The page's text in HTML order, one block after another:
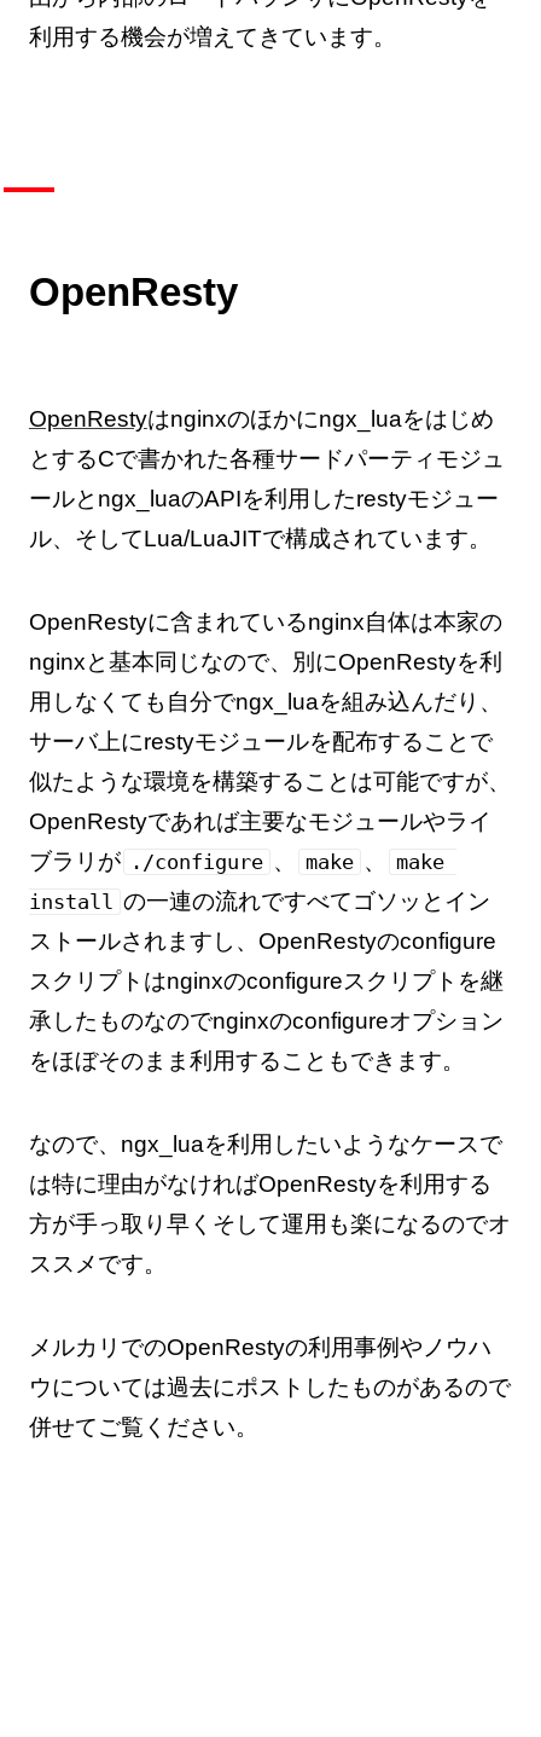
利用する機会が増えてきています。
OpenResty
OpenRestyはnginxのほかにngx_luaをはじめ
とするCで書かれた各種サードパーティモジュ
ールとngx_luaのAPIを利用したrestyモジュー
ル、そしてLua/LuaJITで構成されています。
OpenRestyに含まれているnginx自体は本家の
nginxと基本同じなので、別にOpenRestyを利
用しなくても自分でngx_luaを組み込んだり、
サーバ上にrestyモジュールを配布することで
似たような環境を構築することは可能ですが、
OpenRestyであれば主要なモジュールやライ
ブラリが
./configure 、 make 、
make
install の一連の流れですべてゴソッとイン
ストールされますし、OpenRestyのconfigure
スクリプトはnginxのconfigureスクリプトを継
承したものなのでnginxのconfigureオプション
をほぼそのまま利用することもできます。
なので、ngx_luaを利用したいようなケースで
は特に理由がなければOpenRestyを利用する
方が手っ取り早くそして運用も楽になるのでオ
ススメです。
メルカリでのOpenRestyの利用事例やノウハ
ウについては過去にポストしたものがあるので
併せてご覧ください。